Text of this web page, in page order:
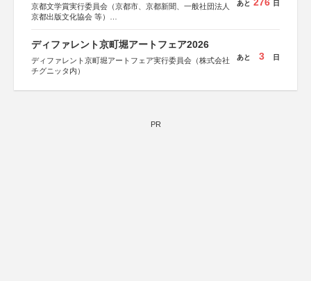
京都文学賞実行委員会（京都市、京都新聞、一般社団法人
京都出版文化協会 等）
KADOKAWA、河出書房新社、幻冬舎、講談社、光文社、
集英社、小学館、祥伝社、新潮社、淡交社、ちいさいミシ
マ社、徳間書店、早川書房、PHP研究所、双葉社、文藝春
秋、ポプラ社、毎日新聞出版
あと 日
ディファレント京町堀アートフェア2026
ディファレント京町堀アートフェア実行委員会（株式会社
チグニッタ内）
あと 3 日
PR